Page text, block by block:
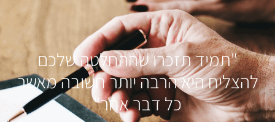
"תמיד תזכרו שההחלטה שלכם
להצליח היא הרבה יותר חשובה מאשר
כל דבר אחר"